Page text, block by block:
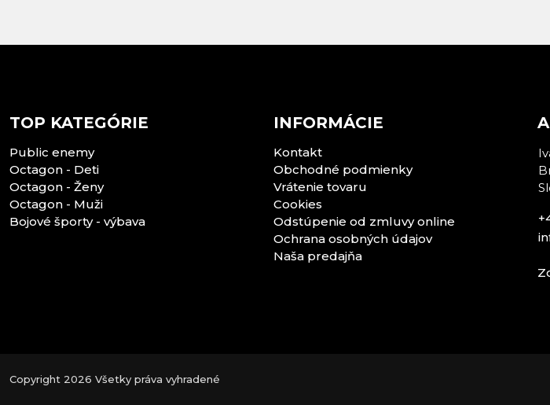
TOP KATEGÓRIE
Public enemy
Octagon - Deti
Octagon - Ženy
Octagon - Muži
Bojové športy - výbava
INFORMÁCIE
Kontakt
Obchodné podmienky
Vrátenie tovaru
Cookies
Odstúpenie od zmluvy online
Ochrana osobných údajov
Naša predajňa
Copyright 2026 Všetky práva vyhradené